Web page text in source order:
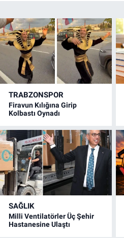
TRABZONSPOR
Firavun Kılığına Girip
Kolbastı Oynadı
SAĞLIK
Milli Ventilatörler Üç Şehir
Hastanesine Ulaştı